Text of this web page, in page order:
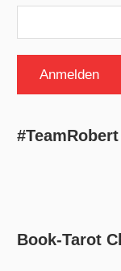
#TeamRobert
Book-Tarot